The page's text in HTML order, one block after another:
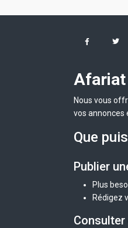
Afariat
Nous vous
vos annonces
Que
Publier
Plus
Rédigez